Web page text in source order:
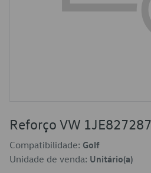
Reforço VW 1JE827287
Compatibilidade: Golf
Unidade de venda: Unitário(a)